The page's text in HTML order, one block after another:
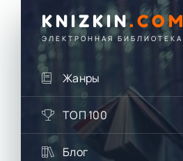
KNIZKIN. COM
ЭЛЕКТРОННАЯ БИБЛИОТЕКА
Жанры
ТОП 100
Блог